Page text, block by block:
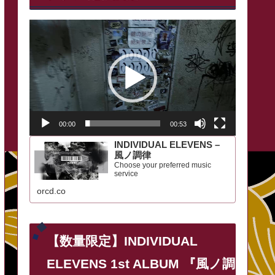
プ
ー
00:00 00:53
INDIVIDUAL ELEVENS –
風ノ調律
Choose your preferred music
service
orcd.co
【数量限定】INDIVIDUAL
ELEVENS 1st ALBUM 『風ノ調